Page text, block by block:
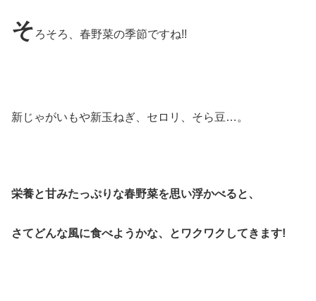
そろそろ、春野菜の季節ですね!!
新じゃがいもや新玉ねぎ、セロリ、そら豆…。
栄養と甘みたっぷりな春野菜を思い浮かべると、
さてどんな風に食べようかな、とワクワクしてきます!